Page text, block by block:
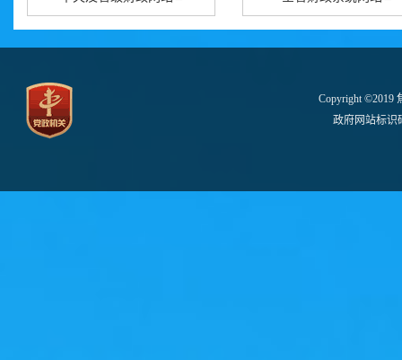
Copyright ©2019
政府网站标识